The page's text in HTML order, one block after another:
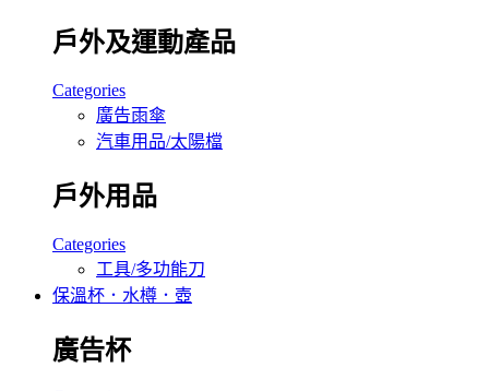
戶外及運動產品
Categories
廣告雨傘
汽車用品/太陽檔
戶外用品
Categories
工具/多功能刀
保溫杯．水樽．壺
廣告杯